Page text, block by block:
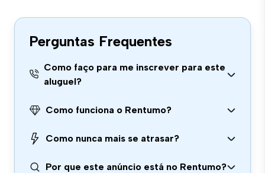
Perguntas Frequentes
Como faço para me inscrever para este
aluguel?
Como funciona o Rentumo?
Como nunca mais se atrasar?
Por que este anúncio está no Rentumo?